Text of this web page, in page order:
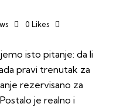
0 Likes
isto pitanje: da li
pravi trenutak za
rezervisano za
je realno i